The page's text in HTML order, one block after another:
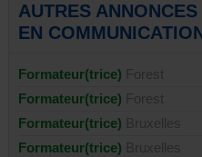
AUTRES
EN
Formateur(trice)
Formateur(trice)
Formateur(trice)
Formateur(trice)